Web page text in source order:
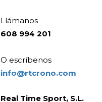
Llámanos
608 994 201
O escríbenos
info@rtcrono.com
Real Time Sport, S.L.